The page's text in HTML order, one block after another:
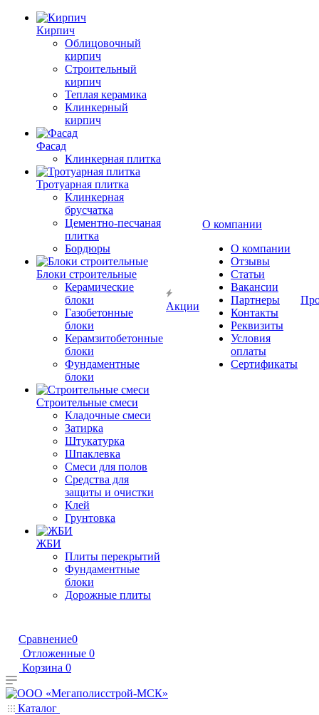
Кирпич
Облицовочный
кирпич
Строительный
кирпич
Теплая керамика
Клинкерный
кирпич
Фасад
Клинкерная плитка
Тротуарная плитка
Клинкерная
брусчатка
Цементно-песчаная
плитка
Бордюры
Блоки строительные
Керамические
блоки
Газобетонные
блоки
Керамзитобетонные
блоки
Фундаментные
блоки
Строительные смеси
Кладочные смеси
Затирка
Штукатурка
Шпаклевка
Смеси для полов
Средства для
защиты и очистки
Клей
Грунтовка
ЖБИ
Плиты перекрытий
Фундаментные
блоки
Дорожные плиты
Акции
О компании
О компании
Отзывы
Статьи
Вакансии
Партнеры
Контакты
Реквизиты
Условия
оплаты
Сертификаты
Сравнение0
Отложенные 0
Корзина 0
Каталог